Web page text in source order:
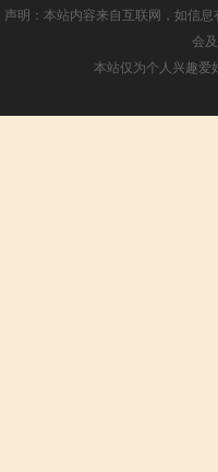
声明：本站内容来自互联网，如信
会
本站仅为个人兴趣爱